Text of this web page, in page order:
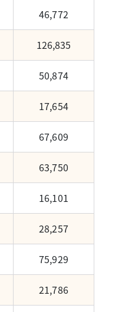
46,772
126,835
50,874
17,654
67,609
63,750
16,101
28,257
75,929
21,786